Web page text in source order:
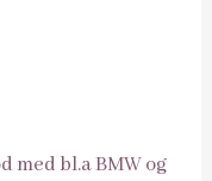
med bl.a BMW og